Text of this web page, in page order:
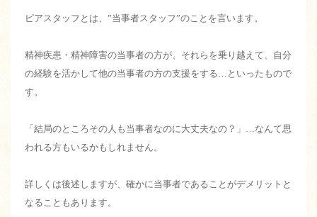
ピアスタッフとは、”当事者スタッフ”のことを言います。
精神疾患・精神障害の当事者の方が、それらを乗り越えて、自分
の経験を活かして他の当事者の方の支援をする…といったもので
す。
「結局のところその人も当事者なのに大丈夫なの？」…なんて思
われる方もいるかもしれません。
詳しくは後述しますが、確かに当事者であることがデメリットと
なることもあります。